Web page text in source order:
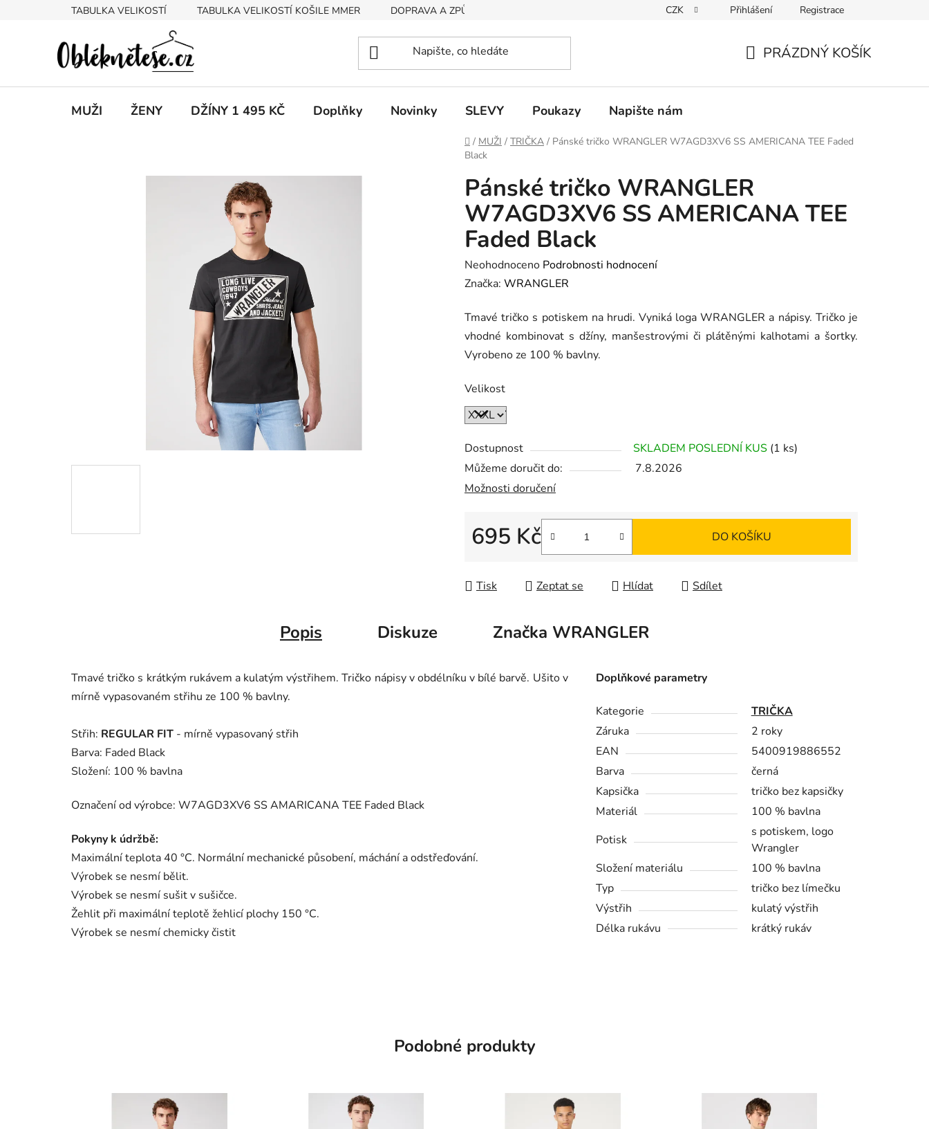
TABULKA VELIKOSTÍ TABULKA VELIKOSTÍ KOŠILE MMER DOPRAVA A ZPŮSOB PLATBY 30 DNÍ NA ROZMYŠLENOU VRÁCENÍ ZBOŽÍ
CZK Přihlášení Registrace
PRÁZDNÝ KOŠÍK
MUŽI ŽENY DŽÍNY 1 495 KČ Doplňky Novinky SLEVY Poukazy Napište nám
Domů
/ MUŽI / TRIČKA / Pánské tričko WRANGLER W7AGD3XV6 SS AMERICANA TEE Faded
Black
Pánské tričko WRANGLER
W7AGD3XV6 SS AMERICANA TEE
Faded Black
Průměrné
hodnocení
je
0,0
z
hvězdiček.
Neohodnoceno Podrobnosti hodnocení
Značka: WRANGLER
Tmavé tričko s potiskem na hrudi. Vyniká loga WRANGLER a nápisy. Tričko je
vhodné kombinovat s džíny, manšestrovými či plátěnými kalhotami a šortky.
Vyrobeno ze 100 % bavlny.
Velikost
Dostupnost SKLADEM POSLEDNÍ KUS (1 ks)
Můžeme doručit do:
7.8.2026
Možnosti doručení
695 Kč DO KOŠÍKU
Tisk Zeptat se Hlídat Sdílet
Popis Diskuze Značka WRANGLER
Tmavé tričko s krátkým rukávem a kulatým výstřihem. Tričko nápisy v obdélníku v bílé barvě. Ušito v
mírně vypasovaném střihu ze 100 % bavlny.
Střih: REGULAR FIT - mírně vypasovaný střih
Barva: Faded Black
Složení: 100 % bavlna
Označení od výrobce: W7AGD3XV6 SS AMARICANA TEE Faded Black
Pokyny k údržbě:
Maximální teplota 40 °C. Normální mechanické působení, máchání a odstřeďování.
Výrobek se nesmí bělit.
Výrobek se nesmí sušit v sušičce.
Žehlit při maximální teplotě žehlicí plochy 150 °C.
Výrobek se nesmí chemicky čistit
Doplňkové parametry
Kategorie
TRIČKA
Záruka
2 roky
EAN
5400919886552
Barva
černá
Kapsička
tričko bez kapsičky
Materiál
100 % bavlna
Potisk
s potiskem, logo
Wrangler
Složení materiálu
100 % bavlna
Typ
tričko bez límečku
Výstřih
kulatý výstřih
Délka rukávu
krátký rukáv
Podobné produkty